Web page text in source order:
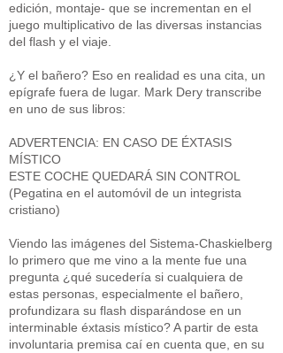
edición, montaje- que se incrementan en el
juego multiplicativo de las diversas instancias
del flash y el viaje.
¿Y el bañero? Eso en realidad es una cita, un
epígrafe fuera de lugar. Mark Dery transcribe
en uno de sus libros:
ADVERTENCIA: EN CASO DE ÉXTASIS
MÍSTICO
ESTE COCHE QUEDARÁ SIN CONTROL
(Pegatina en el automóvil de un integrista
cristiano)
Viendo las imágenes del Sistema-Chaskielberg
lo primero que me vino a la mente fue una
pregunta ¿qué sucedería si cualquiera de
estas personas, especialmente el bañero,
profundizara su flash disparándose en un
interminable éxtasis místico? A partir de esta
involuntaria premisa caí en cuenta que, en su